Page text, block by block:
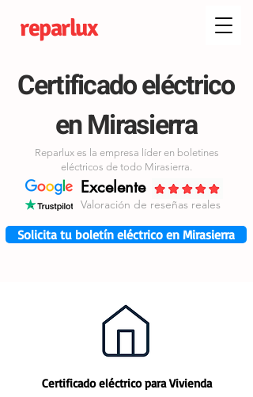
reparlux
Certificado eléctrico
en Mirasierra
Reparlux es la empresa líder en boletines
eléctricos de todo Mirasierra.
Valoración de reseñas reales
Excelente
Solicita tu boletín eléctrico en Mirasierra
Certificado eléctrico para Vivienda